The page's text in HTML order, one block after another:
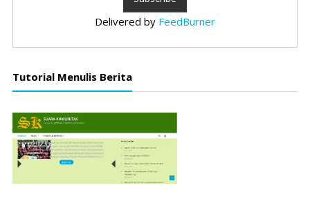
Delivered by FeedBurner
Tutorial Menulis Berita